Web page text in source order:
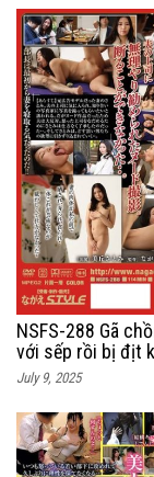
NSFS-288 Gã
với sếp rồi bị địt
July 9, 2025